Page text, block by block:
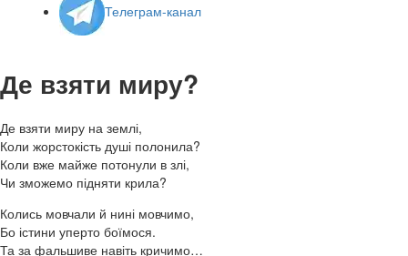
Телеграм-канал
Де взяти миру?
Де взяти миру на землі,
Коли жорстокість душі полонила?
Коли вже майже потонули в злі,
Чи зможемо підняти крила?
Колись мовчали й нині мовчимо,
Бо істини уперто боїмося.
Та за фальшиве навіть кричимо…